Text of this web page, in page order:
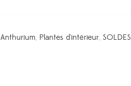
Anthurium, Plantes d'intérieur,SOLDES